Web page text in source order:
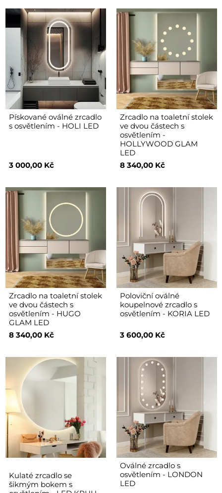
Pískované oválné zrcadlo
s osvětlením - HOLI LED
3 000,00 Kč
Zrcadlo na toaletní stolek
ve dvou částech s
osvětlením -
HOLLYWOOD GLAM
LED
8 340,00 Kč
Zrcadlo na toaletní stolek
ve dvou částech s
osvětlením - HUGO
GLAM LED
8 340,00 Kč
Poloviční oválné
koupelnové zrcadlo s
osvětlením - KORIA LED
3 600,00 Kč
Kulaté zrcadlo se
šikmým bokem s
Oválné zrcadlo s
osvětlením - LONDON
LED